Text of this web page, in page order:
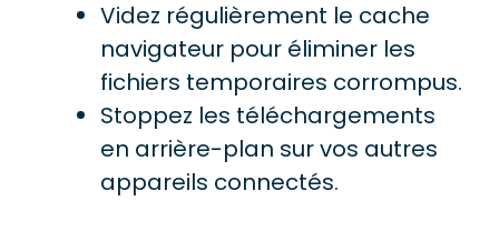
Videz régulièrement le cache
navigateur pour éliminer les
fichiers temporaires corrompus.
Stoppez les téléchargements
en arrière-plan sur vos autres
appareils connectés.